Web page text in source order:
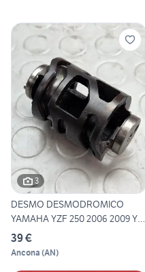
3
DESMO DESMODROMICO
YAMAHA YZF 250 2006 2009 YZ-
F 2
39 €
Ancona (AN)